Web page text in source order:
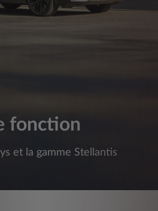
fonction
et la gamme Stellantis